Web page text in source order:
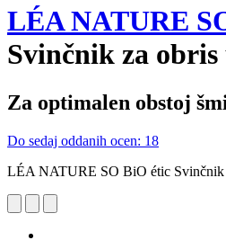
LÉA NATURE
Svinčnik za obris
Za optimalen obstoj
Do sedaj oddanih ocen: 18
LÉA NATURE SO BiO étic Svinčnik